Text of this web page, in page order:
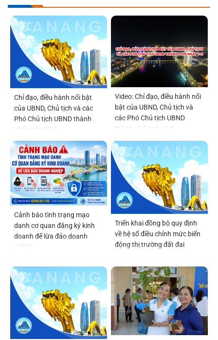
Chỉ đạo, điều hành nổi bật
của UBND, Chủ tịch và các
Phó Chủ tịch UBND thành
phố ngày 07-8
Video: Chỉ đạo, điều hành nổi
bật của UBND, Chủ tịch và
các Phó Chủ tịch UBND
thành phố ngày 7-8
Cảnh báo tình trạng mạo
danh cơ quan đăng ký kinh
doanh để lừa đảo doanh
nghiệp
Triển khai đồng bộ quy định
về hệ số điều chỉnh mức biến
động thị trường đất đai